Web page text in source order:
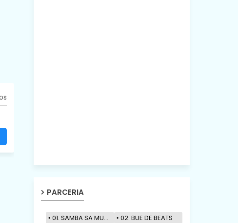
PARCERIA
01. SAMBA SA MUZIK 02. BUE DE BEATS